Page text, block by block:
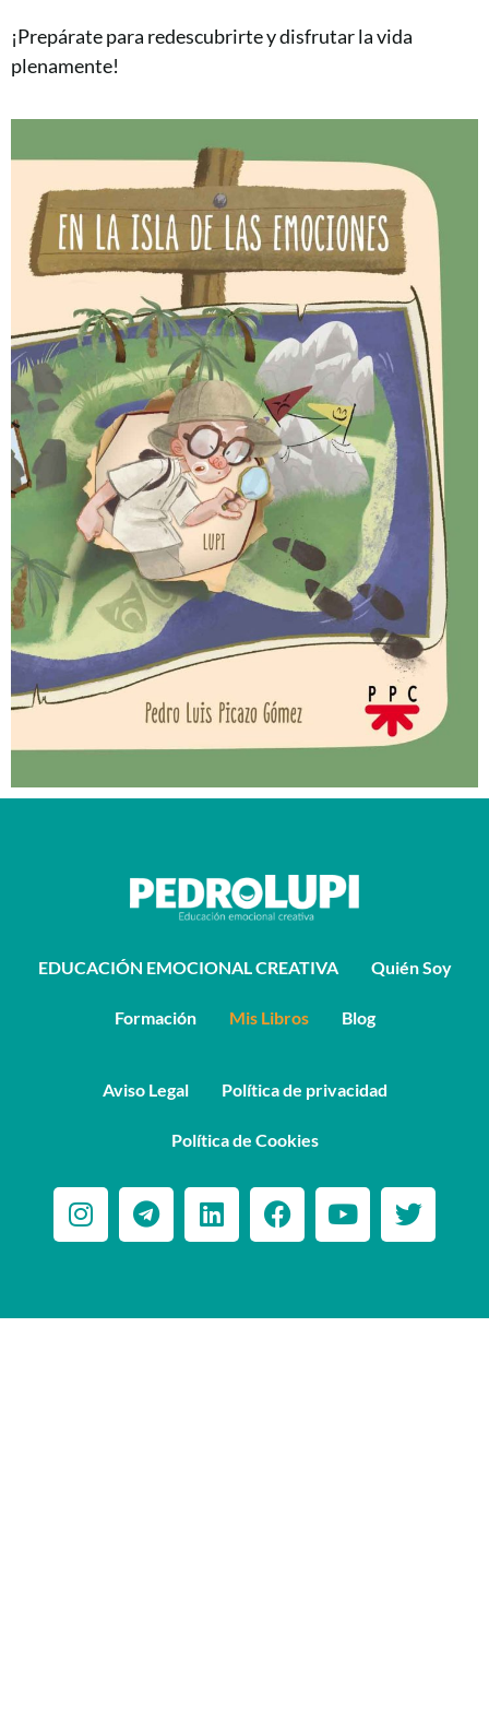
¡Prepárate para redescubrirte y disfrutar la vida
plenamente!
EDUCACIÓN EMOCIONAL CREATIVA Quién Soy
Formación Mis Libros Blog
Aviso Legal Política de privacidad
Política de Cookies